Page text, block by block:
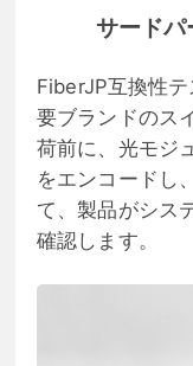
サード
FiberJP互換性
要ブランドのス
荷前に、光モジ
をエンコードし
て、製品がシス
確認します。